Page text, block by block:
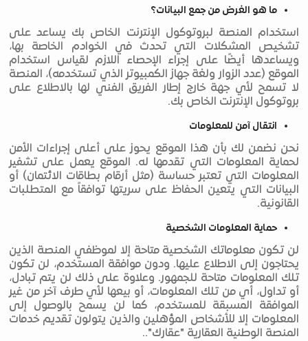
ما هو الغرض من جمع البيانات؟
استخدام المنصة لبروتوكول الإنترنت الخاص بك يساعد على
تشخيص المشكلات التي تحدث في الخوادم الخاصة بها،
ويساعدها أيضًا على إجراء الإحصاء اللازم لقياس استخدام
الموقع (عدد الزوار ولغة جهاز الكمبيوتر الذي تستخدمه)، المنصة
لا تسمح لأي جهة خارج إطار الفريق الفني لها بالاطلاع على
بروتوكول الإنترنت الخاص بك.
انتقال آمن للمعلومات
نحن نضمن لك بأن هذا الموقع يحوز على أعلى إجراءات الأمن
لحماية المعلومات التي تقدمها له. الموقع يعمل على تشفير
المعلومات التي تعتبر حساسة (مثل أرقام بطاقات الائتمان) أو
البيانات التي يتعين الحفاظ على سريتها توافقاً مع المتطلبات
القانونية.
حماية المعلومات الشخصية
لن تكون معلوماتك الشخصية متاحة إلا لموظفي المنصة الذين
يحتاجون إلى الاطلاع عليها. ودون موافقة المستخدم، لن تكون
تلك المعلومات متاحة للجمهور. وعلاوة على ذلك لن يتم تبادل،
أو تداول، أي من تلك المعلومات، أو بيعها لأي طرف آخر من غير
الموافقة المسبقة للمستخدم، كما لن يسمح بالوصول إلى
المعلومات إلا للأشخاص المؤهلين والذين يتولون تقديم خدمات
المنصة الوطنية العقارية "عقارك"..